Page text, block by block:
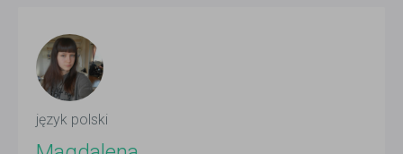
język polski